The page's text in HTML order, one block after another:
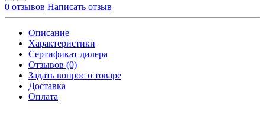
0 отзывов Написать отзыв
Описание
Характеристики
Сертификат дилера
Отзывов (0)
Задать вопрос о товаре
Доставка
Оплата